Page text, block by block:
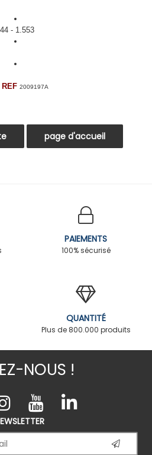
- 1.553
REF 2009197A
PAIEMENTS
100% sécurisé
QUANTITÉ
Plus de 800.000 produits
NOUS !